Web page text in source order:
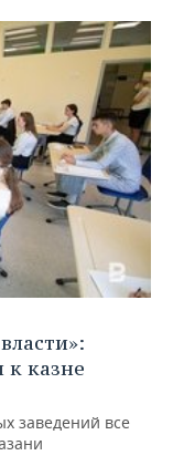
к казне
заведений все